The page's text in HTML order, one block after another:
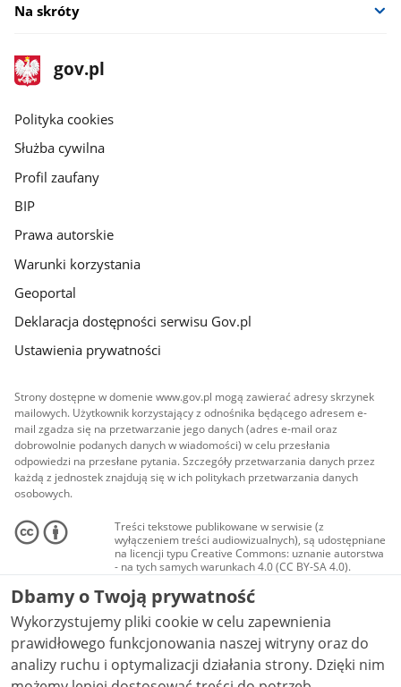
Na skróty
stopka
gov.pl
Strona
gov.pl
gov.pl
Polityka cookies
Służba cywilna
Profil zaufany
BIP
Prawa autorskie
Warunki korzystania
Geoportal
Deklaracja dostępności serwisu Gov.pl
Ustawienia prywatności
Strony dostępne w domenie www.gov.pl mogą zawierać adresy skrzynek
mailowych. Użytkownik korzystający z odnośnika będącego adresem e-
mail zgadza się na przetwarzanie jego danych (adres e-mail oraz
dobrowolnie podanych danych w wiadomości) w celu przesłania
odpowiedzi na przesłane pytania. Szczegóły przetwarzania danych przez
każdą z jednostek znajdują się w ich politykach przetwarzania danych
osobowych.
Treści tekstowe publikowane w serwisie (z
wyłączeniem treści audiowizualnych), są udostępniane
na licencji typu Creative Commons: uznanie autorstwa
- na tych samych warunkach 4.0 (CC BY-SA 4.0).
Materiały audiowizualne, w tym zdjęcia, materiały
audio i wideo, są udostępniane na licencji typu
Creative Commons: uznanie autorstwa użycie
niekomercyjne - bez utworów zależnych 4.0 (CC BY-
NC-ND 4.0), o ile nie jest to stwierdzone inaczej.
Dbamy o Twoją prywatność
Wykorzystujemy pliki cookie w celu zapewnienia
prawidłowego funkcjonowania naszej witryny oraz do
analizy ruchu i optymalizacji działania strony. Dzięki nim